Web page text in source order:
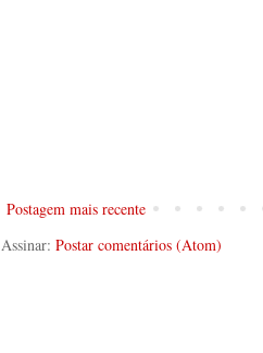
Postagem mais recente
Assinar: Postar comentários (Atom)